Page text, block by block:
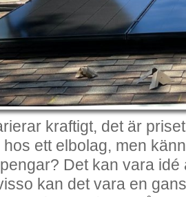
kraftigt, det är
ett elbolag, men
Det kan vara
kan det vara en